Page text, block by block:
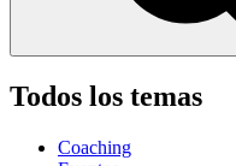
Todos los temas
Coaching